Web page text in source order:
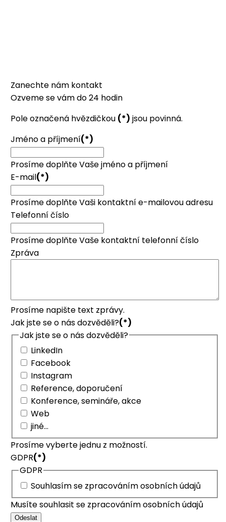
Zanechte nám kontakt
Ozveme se vám do 24 hodin
Pole označená hvězdičkou (*) jsou povinná.
Jméno a příjmení(*)
Prosíme doplňte Vaše jméno a příjmení
E-mail(*)
Prosíme doplňte Vaši kontaktní e-mailovou adresu
Telefonní číslo
Prosíme doplňte Vaše kontaktní telefonní číslo
Zpráva
Prosíme napište text zprávy.
Jak jste se o nás dozvěděli?(*)
Jak jste se o nás dozvěděli?
LinkedIn
Facebook
Instagram
Reference, doporučení
Konference, semináře, akce
Web
jiné...
Prosíme vyberte jednu z možností.
GDPR(*)
GDPR
Souhlasím se zpracováním osobních údajů
Musíte souhlasit se zpracováním osobních údajů
Odeslat